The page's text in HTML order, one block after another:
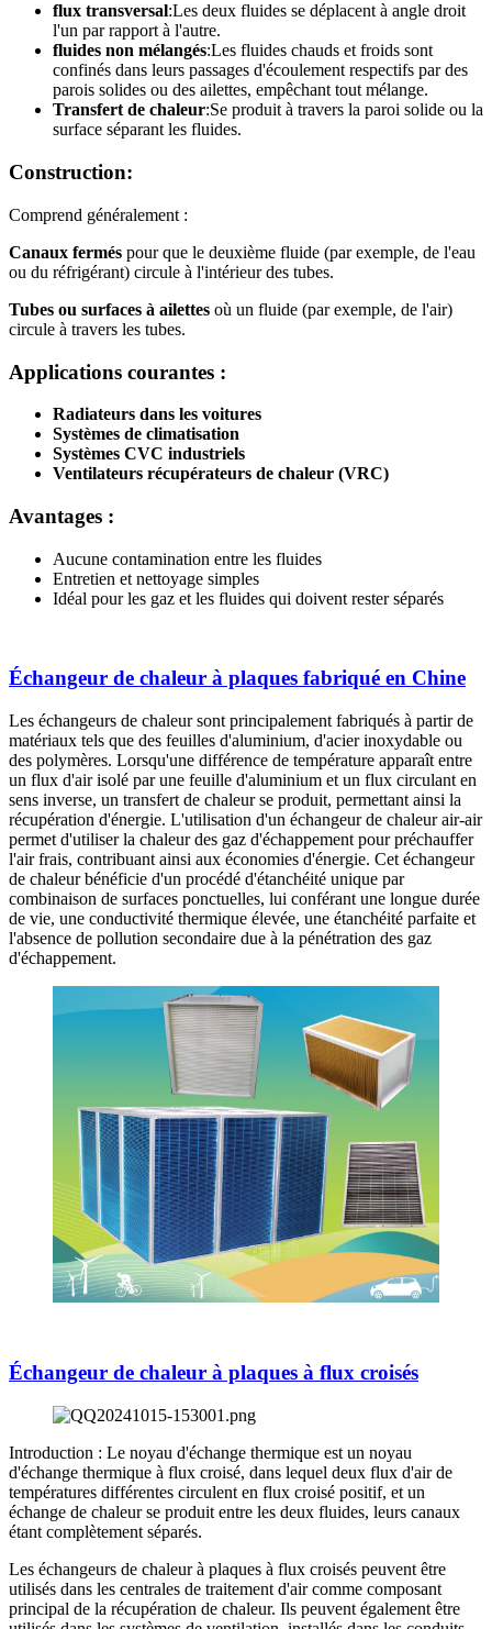
flux transversal:Les deux fluides se déplacent à angle droit
l'un par rapport à l'autre.
fluides non mélangés:Les fluides chauds et froids sont
confinés dans leurs passages d'écoulement respectifs par des
parois solides ou des ailettes, empêchant tout mélange.
Transfert de chaleur:Se produit à travers la paroi solide ou la
surface séparant les fluides.
Construction:
Comprend généralement :
Canaux fermés pour que le deuxième fluide (par exemple, de l'eau
ou du réfrigérant) circule à l'intérieur des tubes.
Tubes ou surfaces à ailettes où un fluide (par exemple, de l'air)
circule à travers les tubes.
Applications courantes :
Radiateurs dans les voitures
Systèmes de climatisation
Systèmes CVC industriels
Ventilateurs récupérateurs de chaleur (VRC)
Avantages :
Aucune contamination entre les fluides
Entretien et nettoyage simples
Idéal pour les gaz et les fluides qui doivent rester séparés
Échangeur de chaleur à plaques fabriqué en Chine
Les échangeurs de chaleur sont principalement fabriqués à partir de
matériaux tels que des feuilles d'aluminium, d'acier inoxydable ou
des polymères. Lorsqu'une différence de température apparaît entre
un flux d'air isolé par une feuille d'aluminium et un flux circulant en
sens inverse, un transfert de chaleur se produit, permettant ainsi la
récupération d'énergie. L'utilisation d'un échangeur de chaleur air-air
permet d'utiliser la chaleur des gaz d'échappement pour préchauffer
l'air frais, contribuant ainsi aux économies d'énergie. Cet échangeur
de chaleur bénéficie d'un procédé d'étanchéité unique par
combinaison de surfaces ponctuelles, lui conférant une longue durée
de vie, une conductivité thermique élevée, une étanchéité parfaite et
l'absence de pollution secondaire due à la pénétration des gaz
d'échappement.
Échangeur de chaleur à plaques à flux croisés
Introduction : Le noyau d'échange thermique est un noyau
d'échange thermique à flux croisé, dans lequel deux flux d'air de
températures différentes circulent en flux croisé positif, et un
échange de chaleur se produit entre les deux fluides, leurs canaux
étant complètement séparés.
Les échangeurs de chaleur à plaques à flux croisés peuvent être
utilisés dans les centrales de traitement d'air comme composant
principal de la récupération de chaleur. Ils peuvent également être